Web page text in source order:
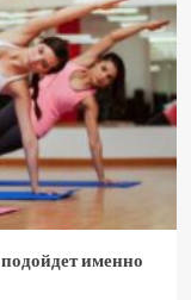
именно